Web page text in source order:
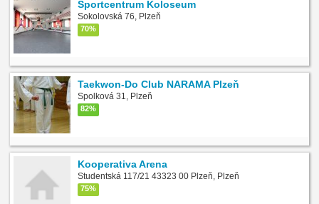
Sportcentrum Koloseum
Sokolovská 76, Plzeň
70%
Taekwon-Do Club NARAMA Plzeň
Spolková 31, Plzeň
82%
Kooperativa Arena
Studentská 117/21 43323 00 Plzeň, Plzeň
75%